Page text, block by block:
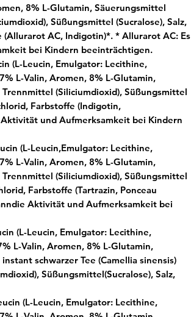
8% L-Glutamin, Säuerungsmittel
Süßungsmittel (Sucralose), Salz,
AC, Indigotin)*. * Allurarot AC: Es
bei Kindern beeinträchtigen.
(L-Leucin, Emulgator: Lecithine,
L-Valin, Aromen, 8% L-Glutamin,
(Siliciumdioxid), Süßungsmittel
Farbstoffe (Indigotin,
Aktivität und Aufmerksamkeit bei Kindern
(L-Leucin,Emulgator: Lecithine,
L-Valin, Aromen, 8% L-Glutamin,
(Siliciumdioxid), Süßungsmittel
Farbstoffe (Tartrazin, Ponceau
Aktivität und Aufmerksamkeit bei
(L-Leucin, Emulgator: Lecithine,
L-Valin, Aromen, 8% L-Glutamin,
schwarzer Tee (Camellia sinensis)
Süßungsmittel(Sucralose), Salz,
(L-Leucin, Emulgator: Lecithine,